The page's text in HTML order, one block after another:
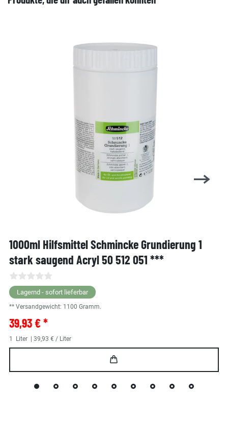
1000ml Hilfsmittel Schmincke Grundierung 1
stark saugend Acryl 50 512 051 ***
Lagernd - sofort lieferbar
** Versandgewicht: 1100 Gramm.
39,93 € *
1 Liter | 39,93 € / Liter